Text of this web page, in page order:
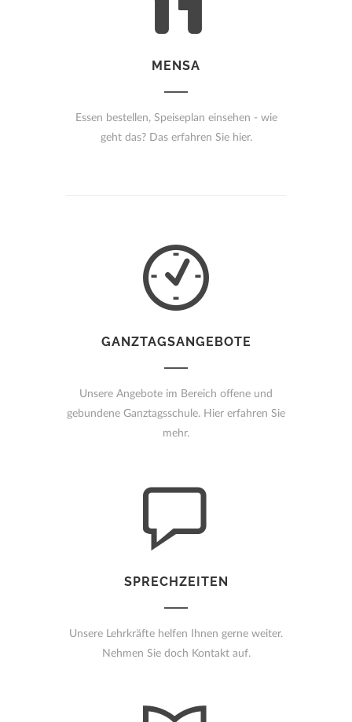
MENSA
Essen bestellen, Speiseplan einsehen - wie
geht das? Das erfahren Sie hier.
GANZTAGSANGEBOTE
Unsere Angebote im Bereich offene und
gebundene Ganztagsschule. Hier erfahren Sie
mehr.
SPRECHZEITEN
Unsere Lehrkräfte helfen Ihnen gerne weiter.
Nehmen Sie doch Kontakt auf.